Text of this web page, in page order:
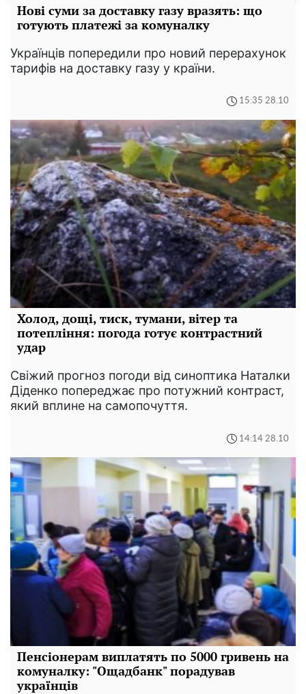
Нові суми за доставку газу вразять: що
готують платежі за комуналку
Українців попередили про новий перерахунок
тарифів на доставку газу у країни.
15:35 28.10
Холод, дощі, тиск, тумани, вітер та
потепління: погода готує контрастний
удар
Свіжий прогноз погоди від синоптика Наталки
Діденко попереджає про потужний контраст,
який вплине на самопочуття.
14:14 28.10
Пенсіонерам виплатять по 5000 гривень на
комуналку: "Ощадбанк" порадував
українців